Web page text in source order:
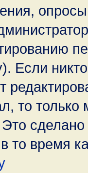
опросы
Если
то
Это
то время